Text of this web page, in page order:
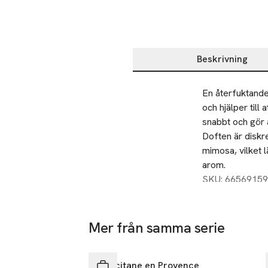
Beskrivning
Beskrivning
En
och hjälper till
snabbt och gör
Doften är
mimosa, vilket
arom.
SKU: 66569159
Mer från samma serie
L’Occitane en Provence